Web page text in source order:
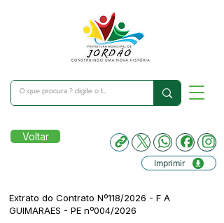
Voltar
Imprimir
Extrato do Contrato Nº118/2026 - F A
GUIMARAES - PE nº004/2026